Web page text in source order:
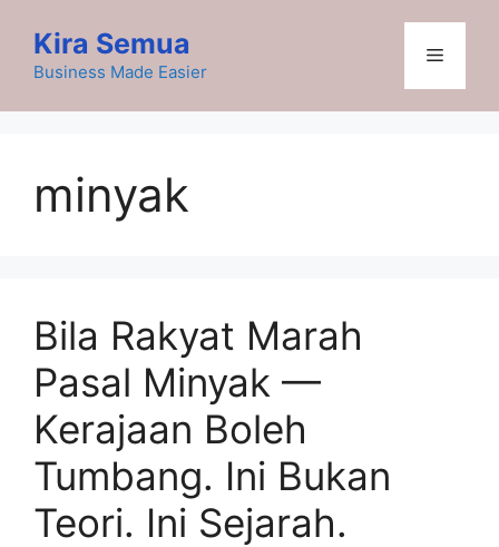
content
Kira Semua
Business Made Easier
Menu
minyak
Bila Rakyat Marah
Pasal Minyak —
Kerajaan Boleh
Tumbang. Ini Bukan
Teori. Ini Sejarah.